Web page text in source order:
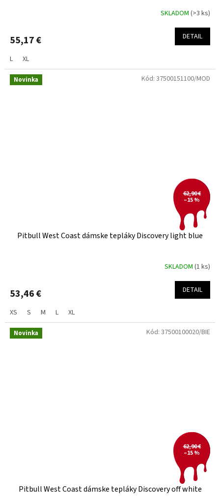
SKLADOM (>3 ks)
55,17 € DETAIL
L XL
Novinka
62,90 €
–15 %
Pitbull West Coast dámske tepláky Discovery light blue
SKLADOM (1 ks)
53,46 € DETAIL
XS S M L XL
Kód: 37500151100/MOD
Novinka
62,90 €
–15 %
Pitbull West Coast dámske tepláky Discovery off white
Kód: 37500100020/BIE